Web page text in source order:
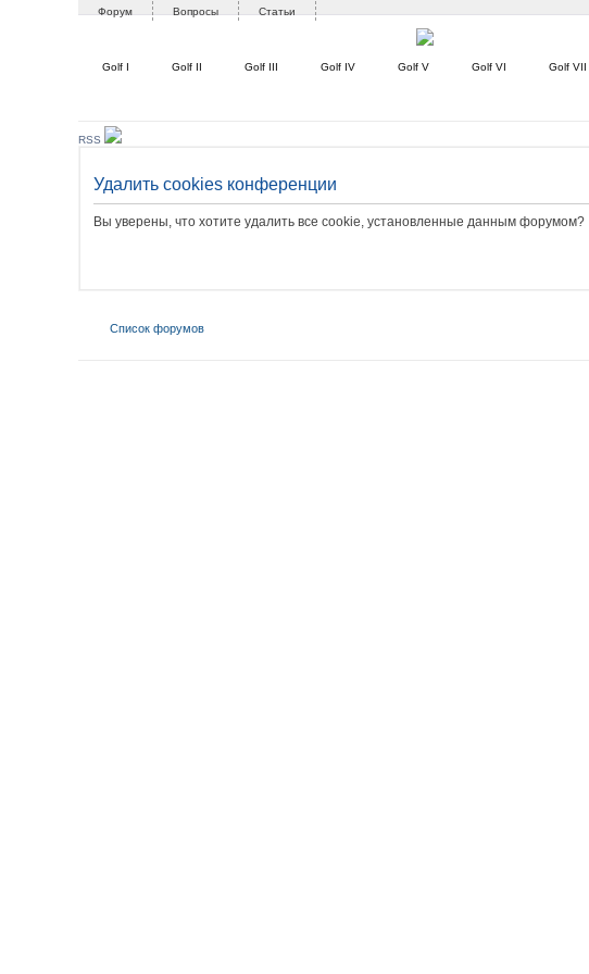
Форум Вопросы Статьи
Golf I Golf II Golf III Golf IV Golf V Golf VI Golf VII
RSS
Удалить cookies конференции
Вы уверены, что хотите удалить все cookie, установленные данным форумом?
Список форумов